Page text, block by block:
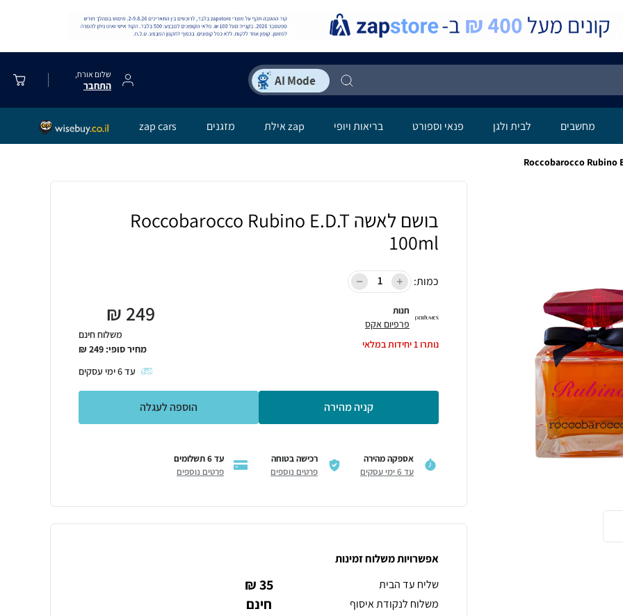
שלום אורח,
התחבר
מחשבים לבית ולגן פנאי וספורט בריאות ויופי zap אילת מזגנים zap cars
בושם לאשה Roccobarocco Rubino E.D.T
100ml
כמות:
חנות
פרפיום אקס
נותרו1יחידות במלאי
249
₪
משלוח חינם
מחיר סופי: 249
₪
עד6ימי עסקים
קניה מהירה הוספה לעגלה
אספקה מהירה
עד 6 ימי עסקים
רכישה בטוחה
פרטים נוספים
עד 6 תשלומים
פרטים נוספים
אפשרויות משלוח זמינות
שליח עד הבית
35 ₪
משלוח לנקודת איסוף חינם